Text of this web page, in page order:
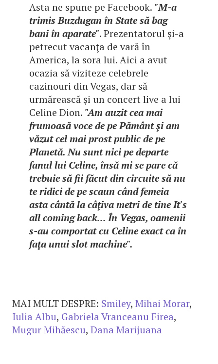
Asta ne spune pe Facebook. "M-a
trimis Buzdugan în State să bag
bani în aparate". Prezentatorul şi-a
petrecut vacanţa de vară în
America, la sora lui. Aici a avut
ocazia să viziteze celebrele
cazinouri din Vegas, dar să
urmărească şi un concert live a lui
Celine Dion. "Am auzit cea mai
frumoasă voce de pe Pământ şi am
văzut cel mai prost public de pe
Planetă. Nu sunt nici pe departe
fanul lui Celine, însă mi se pare că
trebuie să fii făcut din circuite să nu
te ridici de pe scaun când femeia
asta cântă la câţiva metri de tine It's
all coming back... În Vegas, oamenii
s-au comportat cu Celine exact ca în
faţa unui slot machine".
MAI MULT DESPRE: Smiley, Mihai Morar,
Iulia Albu, Gabriela Vranceanu Firea,
Mugur Mihăescu, Dana Marijuana